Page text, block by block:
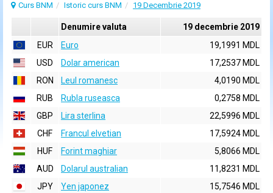
Curs BNM Istoric curs BNM 19 Decembrie 2019
Denumire valuta
19 decembrie 2019
EUR
Euro
19,1991 MDL
USD
Dolar american
17,2537 MDL
RON
Leul romanesc
4,0190 MDL
RUB
Rubla ruseasca
0,2758 MDL
GBP
Lira sterlina
22,5996 MDL
CHF
Francul elvetian
17,5924 MDL
HUF
Forint maghiar
5,8066 MDL
AUD
Dolarul australian
11,8231 MDL
JPY
Yen japonez
15,7546 MDL